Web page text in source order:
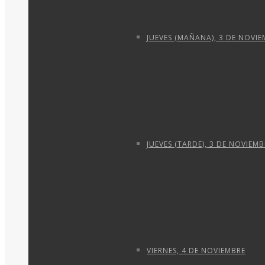
JUEVES (MAÑANA), 3 DE
JUEVES (TARDE), 3 DE
VIERNES, 4 DE NOVIEMBRE